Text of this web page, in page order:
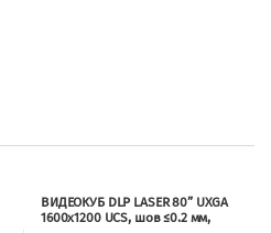
ВИДЕОКУБ DLP LASER 80” UXGA
1600х1200 UCS, шов ≤0.2 мм,